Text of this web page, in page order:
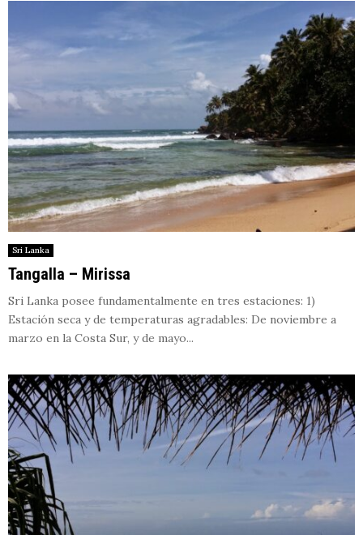
Sri Lanka
Tangalla – Mirissa
Sri Lanka posee fundamentalmente en tres estaciones: 1)
Estación seca y de temperaturas agradables: De noviembre a
marzo en la Costa Sur, y de mayo...